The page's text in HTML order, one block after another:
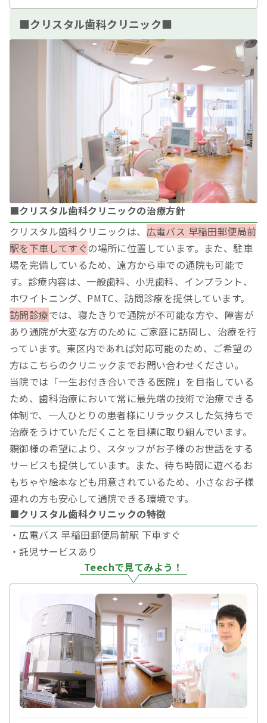
■クリスタル歯科クリニック■
■クリスタル歯科クリニックの治療方針
クリスタル歯科クリニックは、 広電バス 早稲田郵便局前
駅を下車してすぐの場所に位置しています。また、駐車
場を完備しているため、遠方から車での通院も可能で
す。診療内容は、一般歯科、小児歯科、インプラント、
ホワイトニング、PMTC、訪問診療を提供しています。
訪問診療では、寝たきりで通院が不可能な方や、障害が
あり通院が大変な方のために ご家庭に訪問し、治療を行
っています。東区内であれば対応可能のため、ご希望の
方はこちらのクリニックまでお問い合わせください。
当院では「一生お付き合いできる医院」を目指している
ため、歯科治療において常に最先端の技術で治療できる
体制で、一人ひとりの患者様にリラックスした気持ちで
治療をうけていただくことを目標に取り組んでいます。
親御様の希望により、スタッフがお子様のお世話をする
サービスも提供しています。また、待ち時間に遊べるお
もちゃや絵本なども用意されているため、小さなお子様
連れの方も安心して通院できる環境です。
■クリスタル歯科クリニックの特徴
・広電バス 早稲田郵便局前駅 下車すぐ
・託児サービスあり
Teechで見てみよう！